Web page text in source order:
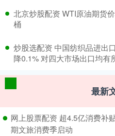
北京炒股配资 WTI原油期货
桶
炒股选配资 中国纺织品进出
降0.1% 对四大市场出口均有
最新
网上股票配资 超4.5亿消费补
期文旅消费季启动